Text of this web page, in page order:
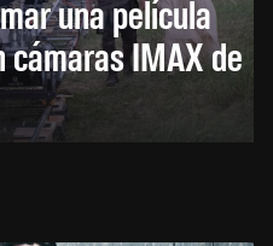
una película
IMAX de